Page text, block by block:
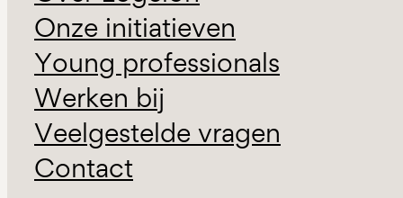
Onze initiatieven
Young professionals
Werken bij
Veelgestelde vragen
Contact